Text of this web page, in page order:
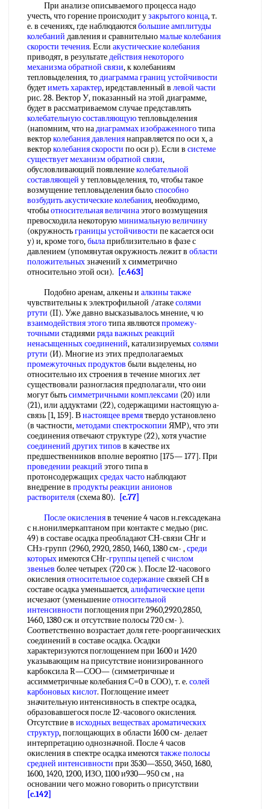
При анализе описываемого процесса надо
учесть, что горение происходит узакрытого конца, т.
е. в сечениях, где наблюдаютсябольшие амплитуды
колебаний давления и сравнительномалые колебания
скорости течения. Если акустические колебания
приводят, в результатедействия некоторого
механизмаобратной связи, к колебаниям
тепловыделения, тодиаграмма границ устойчивости
будетиметь характер, иредставленный в левой части
рис. 28. Вектор У, показанный на этой диаграмме,
будет в рассматриваемом случае представлять
колебательную составляющуютепловыделения
(напомним, что надиаграммах изображенноготипа
векторколебания давлениянаправляется по оси х, а
векторколебания скорости по оси р). Если в системе
существуетмеханизм обратной связи,
обусловливающий появлениеколебательной
составляющей у тепловыделения, то, чтобы такое
возмущение тепловыделения былоспособно
возбудитьакустические колебания, необходимо,
чтобыотносительная величинаэтого возмущения
превосходила некоторуюминимальную величину
(окружностьграницы устойчивости пе касается оси
у) и, кроме того,былаприблизительно в фазе с
давлением (упомянутая окружность лежит в области
положительныхзначений х симметрично
относительно этой оси).
[c.463]
Подобно аренам, алкены и алкины также
чувствительны к электрофильной /атакесолями
ртути (II). Уже давно высказывалось мнение, ч ю
взаимодействия этоготипа являютсяпромежу-
точными стадиями ряда важныхреакций
ненасыщенных соединений, катализируемыхсолями
ртути (И). Многие из этих предполагаемых
промежуточных продуктов были выделены, но
относительно их строения в течение многих лет
существовали разногласия предполагали, что оии
могут бытьсимметричными комплексами (20) или
(21), или аддуктами (22), содержащими настоящую а-
связь [1, 159]. Внастоящее времятвердо установлено
(в частности,методами спектроскопии ЯМР), что эти
соединения отвечают структуре (22), хотя участие
соединений других типов в качестве их
предшественников вполне вероятно [175— 177]. При
проведении реакций этого типа в
протонсодержащихсредах частонаблюдают
внедрение в продукты реакции анионов
растворителя (схема 80).
[c.77]
После окисленияв течение 4 часов н.гексадекана
с н.нонилмеркаптаном при контакте с медью (рис.
49) в составе осадка преобладают СН-связи СНг и
СНз-групп (2960, 2920, 2850, 1460, 1380 см- ,среди
которыхимеются СНг-группы цепей счислом
звеньев более четырех (720 сж ). После 12-часового
окисленияотносительное содержаниесвязей СН в
составе осадка уменьшается,алифатические цепи
исчезают (уменьшениеотносительной
интенсивности поглощения при 2960,2920,2850,
1460, 1380 сж и отсутствие полосы 720 см- ).
Соответственно возрастает доля гете-роорганических
соединений в составе осадка. Осадки
характеризуются поглощением при 1600 и 1420
указывающим на присутствие ионизированного
карбоксила R—СОО— (симметричные и
ассимметричные колебания С=0 в СОО), т. е. солей
карбоновых кислот. Поглощение имеет
значительную интенсивность в спектре осадка,
образовавшегося после 12-часового окисления.
Отсутствие в исходных веществахароматических
структур, поглощающих в области 1600 см- делает
интерпретацию однозначной. После 4 часов
окисления в спектре осадка имеютсятакже полосы
средней интенсивности при 3530—3550, 3450, 1680,
1600, 1420, 1200, ИЗО, 1100 и930—950 см , на
основании чего можно говорить о присутствии
[c.142]